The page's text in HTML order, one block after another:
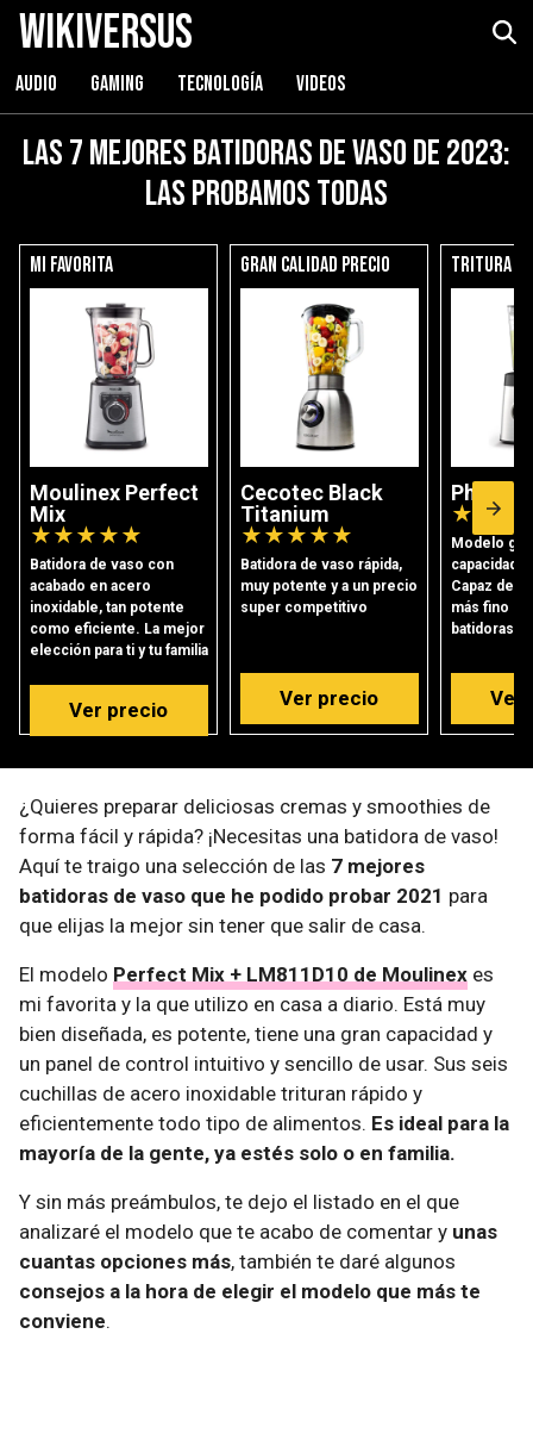
WikiVersus
AUDIO GAMING TECNOLOGÍA VIDEOS
Las 7 mejores batidoras de vaso de 2023:
las probamos todas
Mi favorita
Moulinex Perfect
Mix
★★★★★
Batidora de vaso con
acabado en acero
inoxidable, tan potente
como eficiente. La mejor
elección para ti y tu familia
Ver precio
Gran calidad precio
Cecotec Black
Titanium
★★★★★
Batidora de vaso rápida,
muy potente y a un precio
super competitivo
Ver precio
Tritura
Philips
★ ★★
Modelo
capacidad
Capaz de
más fino
batidoras
Ver
¿Quieres preparar deliciosas cremas y smoothies de
forma fácil y rápida? ¡Necesitas una batidora de vaso!
Aquí te traigo una selección de las 7 mejores
batidoras de vaso que he podido probar 2021 para
que elijas la mejor sin tener que salir de casa.
El modelo Perfect Mix + LM811D10 de Moulinex es
mi favorita y la que utilizo en casa a diario. Está muy
bien diseñada, es potente, tiene una gran capacidad y
un panel de control intuitivo y sencillo de usar. Sus seis
cuchillas de acero inoxidable trituran rápido y
eficientemente todo tipo de alimentos. Es ideal para la
mayoría de la gente, ya estés solo o en familia.
Y sin más preámbulos, te dejo el listado en el que
analizaré el modelo que te acabo de comentar y unas
cuantas opciones más, también te daré algunos
consejos a la hora de elegir el modelo que más te
conviene.